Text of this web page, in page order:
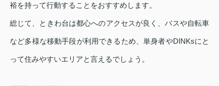
裕を持って行動することをおすすめします。
総じて、ときわ台は都心へのアクセスが良く、バスや自転車
など多様な移動手段が利用できるため、単身者やDINKsにと
って住みやすいエリアと言えるでしょう。